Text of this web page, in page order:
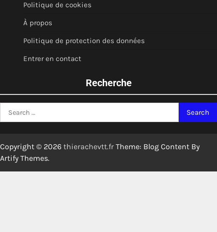
Politique de cookies
À propos
Politique de protection des données
Entrer en contact
Recherche
for:
Copyright © 2026 thierachevtt.fr Theme: Blog Content By
Artify Themes.